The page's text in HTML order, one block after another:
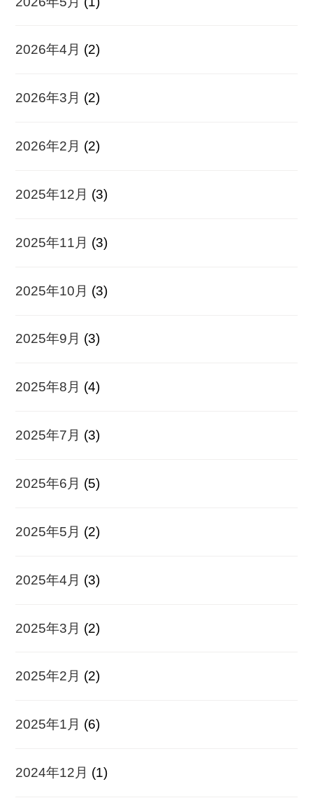
2026年4月 (2)
2026年3月 (2)
2026年2月 (2)
2025年12月 (3)
2025年11月 (3)
2025年10月 (3)
2025年9月 (3)
2025年8月 (4)
2025年7月 (3)
2025年6月 (5)
2025年5月 (2)
2025年4月 (3)
2025年3月 (2)
2025年2月 (2)
2025年1月 (6)
2024年12月 (1)